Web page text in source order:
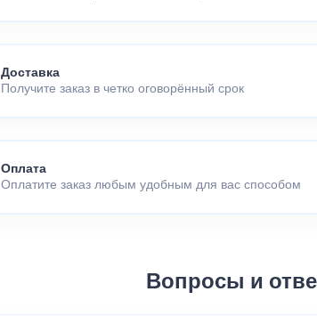
Доставка
Получите заказ в четко оговорённый срок
Оплата
Оплатите заказ любым удобным для вас способом
Вопросы и